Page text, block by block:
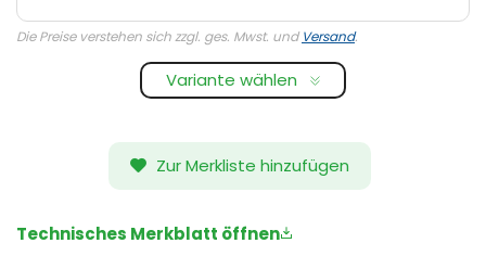
Die Preise verstehen sich zzgl. ges. Mwst. und Versand.
Variante wählen
Zur Merkliste hinzufügen
Technisches Merkblatt öffnen